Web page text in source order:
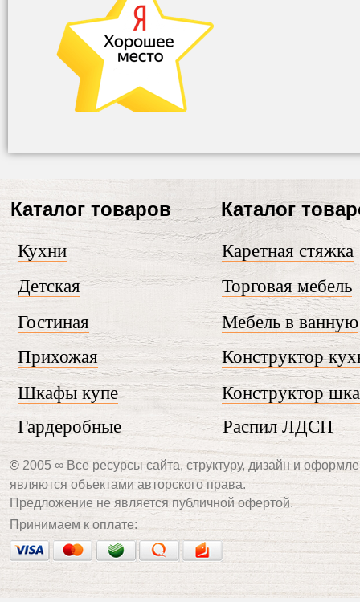
Кухни
Гостиная
Гардеробные
Предложение не является публичной офертой.
Принимаем к оплате:
Конструктор
Каталог товаров
Конструктор
Детская
Прихожая
Шкафы купе
Торговая мебель
Каретная стяжка
Распил ЛДСП
Каталог
© 2005 ∞ Все ресурсы сайта, структуру, дизайн и
являются объектами авторского права.
Мебель в ванную